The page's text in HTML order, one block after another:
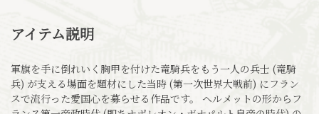
アイテム説明
軍旗を手に倒れいく胸甲を付けた竜騎兵をもう一人の兵士 (竜騎
兵) が支える場面を題材にした当時 (第一次世界大戦前) にフラン
スで流行った愛国心を募らせる作品です。 ヘルメットの形からフ